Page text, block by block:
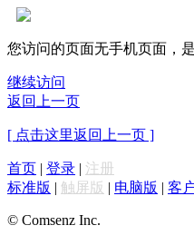
您访问的页面无手机页面，
继续访问
返回上一页
[ 点击这里返回上一页 ]
首页 | 登录 | 注册
标准版 | 触屏版 | 电脑版 | 客
© Comsenz Inc.